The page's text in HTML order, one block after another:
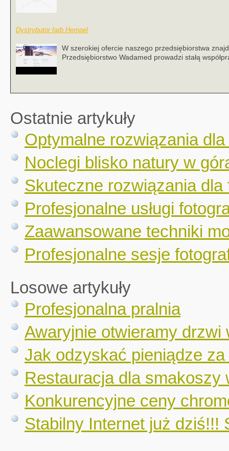
Dystrybutor farb Hempel
W szerokiej ofercie naszego przedsiębiorstwa
Przedsiębiorstwo Wadamed prowadzi stałą
Ostatnie artykuły
Optymalne rozwiązania dla
Noclegi blisko natury w
Skuteczne rozwiązania
Profesjonalne usługi
Zaawansowane techniki
Profesjonalne sesje
Losowe artykuły
Profesjonalna pralnia
Awaryjnie otwieramy drzwi
Jak odzyskać pieniądze
Restauracja dla smakoszy
Konkurencyjne ceny
Stabilny Internet już dziś!!!